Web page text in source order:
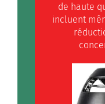
de haute
incluent